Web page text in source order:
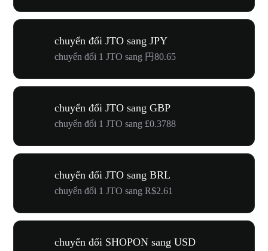
chuyển đổi JTO sang JPY
chuyển đổi 1 JTO sang 円80.65
chuyển đổi JTO sang GBP
chuyển đổi 1 JTO sang £0.3788
chuyển đổi JTO sang BRL
chuyển đổi 1 JTO sang R$2.61
chuyển đổi SHOPON sang USD